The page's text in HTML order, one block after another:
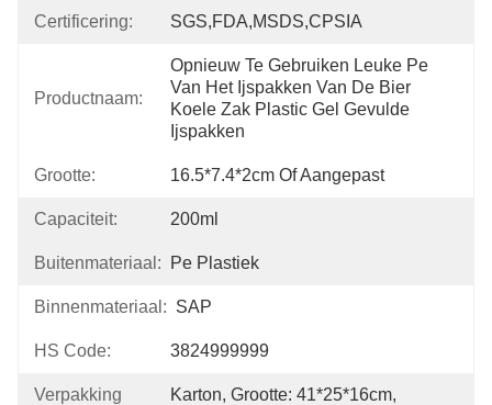
Certificering: SGS,FDA,MSDS,CPSIA
Productnaam:
Opnieuw Te Gebruiken Leuke Pe
Van Het Ijspakken Van De Bier
Koele Zak Plastic Gel Gevulde
Ijspakken
Grootte: 16.5*7.4*2cm Of Aangepast
Capaciteit: 200ml
Buitenmateriaal: Pe Plastiek
Binnenmateriaal: SAP
HS Code: 3824999999
Verpakking
Karton, Grootte: 41*25*16cm,